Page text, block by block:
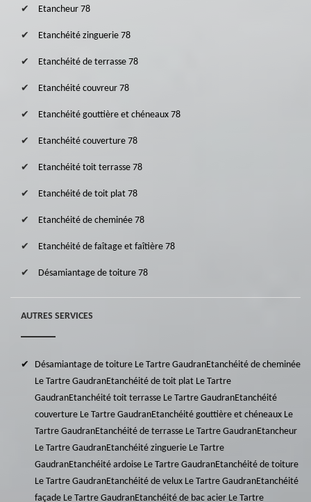
Etancheur 78
Etanchéité zinguerie 78
Etanchéité de terrasse 78
Etanchéité couvreur 78
Etanchéité gouttière et chéneaux 78
Etanchéité couverture 78
Etanchéité toit terrasse 78
Etanchéité de toit plat 78
Etanchéité de cheminée 78
Etanchéité de faîtage et faîtière 78
Désamiantage de toiture 78
AUTRES SERVICES
Désamiantage de toiture Le Tartre GaudranEtanchéité de cheminée
Le Tartre GaudranEtanchéité de toit plat Le Tartre
GaudranEtanchéité toit terrasse Le Tartre GaudranEtanchéité
couverture Le Tartre GaudranEtanchéité gouttière et chéneaux Le
Tartre GaudranEtanchéité de terrasse Le Tartre GaudranEtancheur
Le Tartre GaudranEtanchéité zinguerie Le Tartre
GaudranEtanchéité ardoise Le Tartre GaudranEtanchéité de toiture
Le Tartre GaudranEtanchéité de velux Le Tartre GaudranEtanchéité
façade Le Tartre GaudranEtanchéité de bac acier Le Tartre